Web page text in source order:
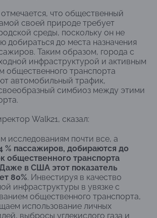
что общественный
своей природе требует
среды, поскольку он не
добираться до места назначения
Таким образом, города с
инфраструктурой и активным
общественного транспорта
автомобильный трафик,
симбиоз между этими
Walk21, сказал:
исследованиям почти все, а
% пассажиров, добираются до
общественного транспорта
в США этот показатель
80%. Инвестируя в качество
инфраструктуры в увязке с
общественного транспорта,
использование личных
выбросы углекислого газа и